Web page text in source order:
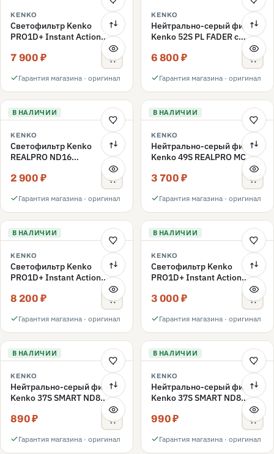
KENKO
Светофильтр Kenko
PRO1D+ Instant Action
Variable NDX3-450+C-PL
переменной плотности
7 900 ₽
Гарантия магазина · оригинал
KENKO
Нейтрально-серый фильтр
Kenko 52S PL FADER с
переменной плотностью
ND3-ND400 52mm
6 800 ₽
Гарантия магазина · оригинал
В НАЛИЧИИ
KENKO
Светофильтр Kenko
REALPRO ND16
нейтрально-серый 49mm
2 900 ₽
Гарантия магазина · оригинал
В НАЛИЧИИ
KENKO
Нейтрально-серый фильтр
Kenko 49S REALPRO MC
3 700 ₽
Гарантия магазина · оригинал
В НАЛИЧИИ
KENKO
Светофильтр Kenko
PRO1D+ Instant Action
Variable NDX3-450+C-PLS
переменной плотности
8 200 ₽
Гарантия магазина · оригинал
В НАЛИЧИИ
KENKO
Светофильтр Kenko
PRO1D+ Instant Action
Variable NDX3-450+C-PL
поляризационный 49mm
3 000 ₽
Гарантия магазина · оригинал
В НАЛИЧИИ
KENKO
Нейтрально-серый фильтр
Kenko 37S SMART ND8
890 ₽
Гарантия магазина · оригинал
В НАЛИЧИИ
KENKO
Нейтрально-серый фильтр
Kenko 37S SMART ND8
990 ₽
Гарантия магазина · оригинал